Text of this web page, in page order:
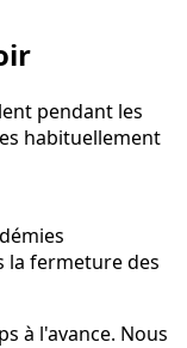
pendant les
habituellement
la fermeture des
à l'avance. Nous